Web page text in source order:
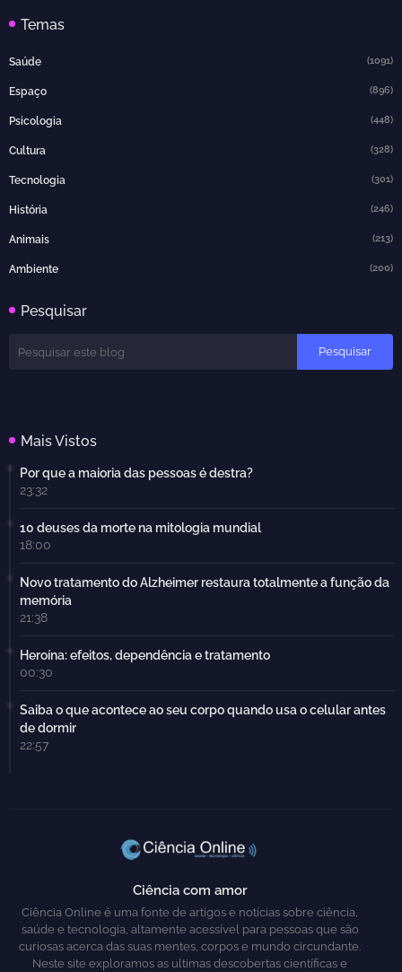
Temas
Saúde (1091)
Espaço (896)
Psicologia (448)
Cultura (328)
Tecnologia (301)
História (246)
Animais (213)
Ambiente (200)
Pesquisar
Mais Vistos
Por que a maioria das pessoas é destra?
23:32
10 deuses da morte na mitologia mundial
18:00
Novo tratamento do Alzheimer restaura totalmente a função da
memória
21:38
Heroína: efeitos, dependência e tratamento
00:30
Saiba o que acontece ao seu corpo quando usa o celular antes
de dormir
22:57
Ciência com amor
Ciência Online é uma fonte de artigos e notícias sobre ciência,
saúde e tecnologia, altamente acessível para pessoas que são
curiosas acerca das suas mentes, corpos e mundo circundante.
Neste site exploramos as ultimas descobertas científicas e